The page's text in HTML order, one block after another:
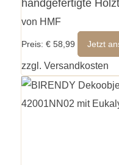
handgefertigte
von HMF
Preis: € 58,99 Jetzt
zzgl. Versandkosten